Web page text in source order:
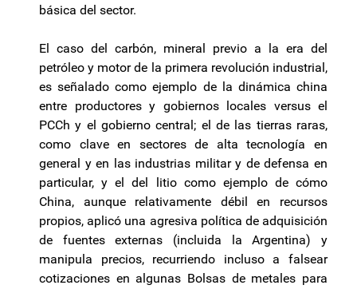
básica del sector.
El caso del carbón, mineral previo a la era del
petróleo y motor de la primera revolución industrial,
es señalado como ejemplo de la dinámica china
entre productores y gobiernos locales versus el
PCCh y el gobierno central; el de las tierras raras,
como clave en sectores de alta tecnología en
general y en las industrias militar y de defensa en
particular, y el del litio como ejemplo de cómo
China, aunque relativamente débil en recursos
propios, aplicó una agresiva política de adquisición
de fuentes externas (incluida la Argentina) y
manipula precios, recurriendo incluso a falsear
cotizaciones en algunas Bolsas de metales para